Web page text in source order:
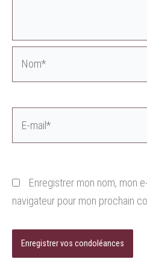
Enregistrer mon nom, mon
navigateur pour mon prochain